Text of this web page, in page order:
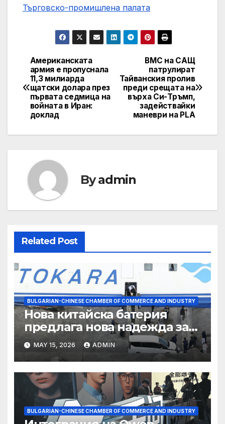
Търговско-промишлена палaта
Post
navigation
ВМС на САЩ
патрулират
Тайванския пролив
преди срещата на
върха Си-Тръмп,
задействайки
маневри на PLA
Американската
армия е пропуснала
11,3 милиарда
щатски долара през
първата седмица на
войната в Иран:
доклад
Byadmin
Related Post
BULGARIAN-CHINESE CHAMBER OF COMMERCE AND INDUSTRY
Нова китайска батерия
предлага нова надежда за
съхранение на водород
MAY 15, 2026 ADMIN
BULGARIAN-CHINESE CHAMBER OF COMMERCE AND INDUSTRY